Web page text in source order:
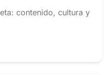
contenido, cultura y